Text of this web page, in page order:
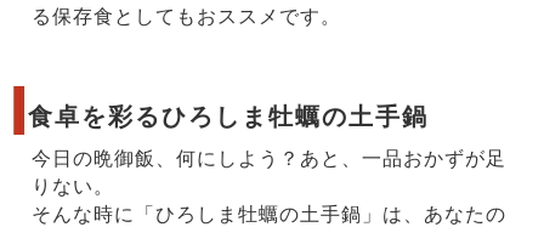
る保存食としてもおススメです。
食卓を彩るひろしま牡蠣の土手鍋
今日の晩御飯、何にしよう？あと、一品おかずが足
りない。
そんな時に「ひろしま牡蠣の土手鍋」は、あなたの